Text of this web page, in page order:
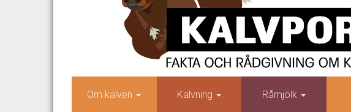
Om kalven Kalvning Råmjölk